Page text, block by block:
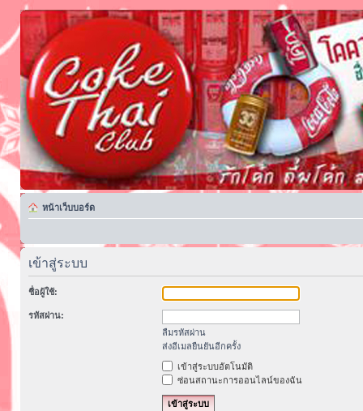
หน้าเว็บบอร์ด
เข้าสู่ระบบ
ชื่อผู้ใช้:
รหัสผ่าน:
ลืมรหัสผ่าน
ส่งอีเมลยืนยันอีกครั้ง
เข้าสู่ระบบอัตโนมัติ
ซ่อนสถานะการออนไลน์ของฉัน